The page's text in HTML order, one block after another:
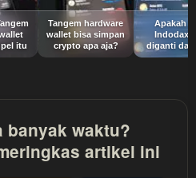
itu
Tangem hardware
wallet bisa simpan
crypto apa aja?
Apakah
Indodax
diganti
banyak waktu?
artikel ini